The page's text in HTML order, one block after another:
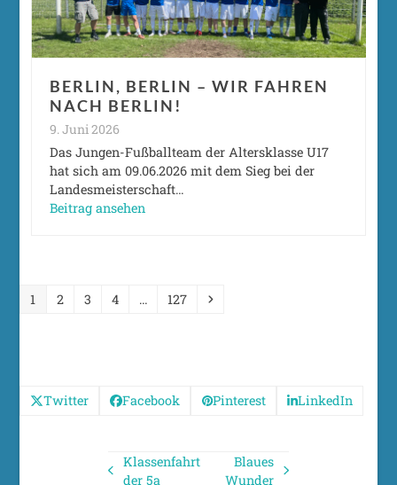
BERLIN, BERLIN – WIR FAHREN
NACH BERLIN!
9. Juni 2026
Das Jungen-Fußballteam der Altersklasse U17
hat sich am 09.06.2026 mit dem Sieg bei der
Landesmeisterschaft…
Beitrag ansehen
Seite
1 Seite
2 Seite
3 Seite
4 … Seite
127 Vorwärts
Twitter Facebook Pinterest LinkedIn
vorheriger
Klassenfahrt
der 5a
Nächster
Blaues
Wunder